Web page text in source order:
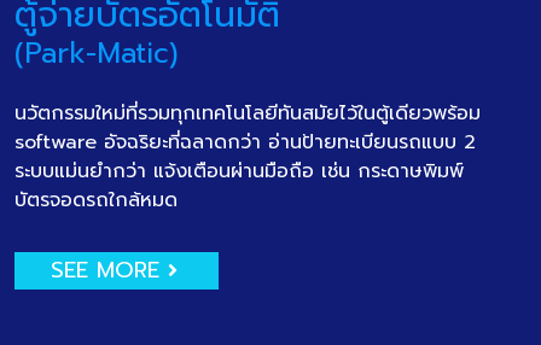
ตู้จ่ายบัตรอัตโนมัติ
(Park-Matic)
นวัตกรรมใหม่ที่รวมทุกเทคโนโลยีทันสมัยไว้ในตู้เดียวพร้อม
software อัจฉริยะที่ฉลาดกว่า อ่านป้ายทะเบียนรถแบบ 2
ระบบแม่นยำกว่า แจ้งเตือนผ่านมือถือ เช่น กระดาษพิมพ์
บัตรจอดรถใกล้หมด
SEE MORE